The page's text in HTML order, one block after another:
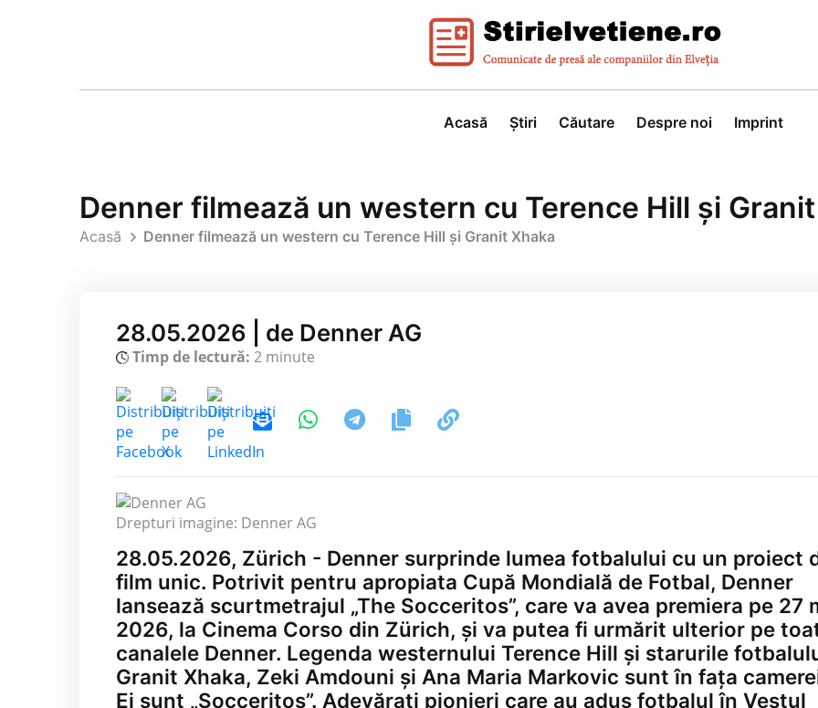
Acasă Știri Căutare Despre noi Imprint
Denner filmează un western cu Terence Hill și
Acasă Denner filmează un western cu Terence Hill și Granit Xhaka
28.05.2026 | de Denner AG
Timp de lectură: 2 minute
Drepturi imagine: Denner AG
28.05.2026, Zürich - Denner surprinde lumea fotbalului cu un proiect
film unic. Potrivit pentru apropiata Cupă Mondială de Fotbal, Denner
lansează scurtmetrajul „The Socceritos”, care va avea premiera pe 27
2026, la Cinema Corso din Zürich, și va putea fi urmărit ulterior pe
canalele Denner. Legenda westernului Terence Hill și starurile
Granit Xhaka, Zeki Amdouni și Ana Maria Markovic sunt în fața
Ei sunt „Socceritos”. Adevărați pionieri care au adus fotbalul în Vestul